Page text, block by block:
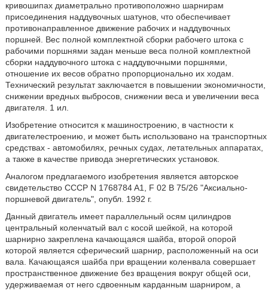
кривошипах диаметрально противоположно шарнирам
присоединения наддувочных шатунов, что обеспечивает
противонаправленное движение рабочих и наддувочных
поршней. Вес полной комплектной сборки рабочего штока с
рабочими поршнями задан меньше веса полной комплектной
сборки наддувочного штока с наддувочными поршнями,
отношение их весов обратно пропорционально их ходам.
Технический результат заключается в повышении экономичности,
снижении вредных выбросов, снижении веса и увеличении веса
двигателя. 1 ил.
Изобретение относится к машиностроению, в частности к
двигателестроению, и может быть использовано на транспортных
средствах - автомобилях, речных судах, летательных аппаратах,
а также в качестве привода энергетических установок.
Аналогом предлагаемого изобретения является авторское
свидетельство СССР N 1768784 A1, F 02 B 75/26 "Аксиально-
поршневой двигатель", опубл. 1992 г.
Данный двигатель имеет параллельный осям цилиндров
центральный коленчатый вал с косой шейкой, на которой
шарнирно закреплена качающаяся шайба, второй опорой
которой является сферический шарнир, расположенный на оси
вала. Качающаяся шайба при вращении коленвала совершает
пространственное движение без вращения вокруг общей оси,
удерживаемая от него сдвоенным карданным шарниром, а